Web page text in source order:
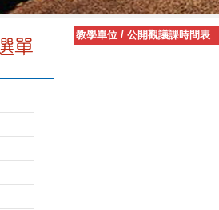
教學單位 / 公開觀議課時間表